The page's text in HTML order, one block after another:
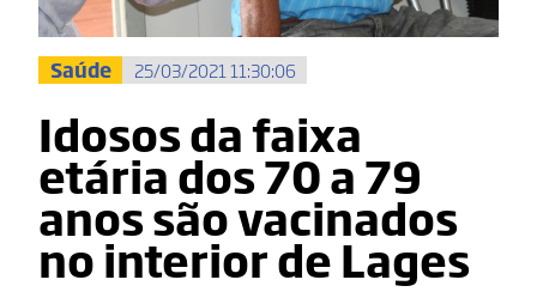
Saúde 25/03/2021 11:30:06
Idosos da faixa
etária dos 70 a 79
anos são vacinados
no interior de Lages